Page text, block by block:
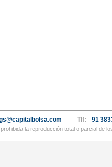
Tlf: 91
la reproducción total o parcial de